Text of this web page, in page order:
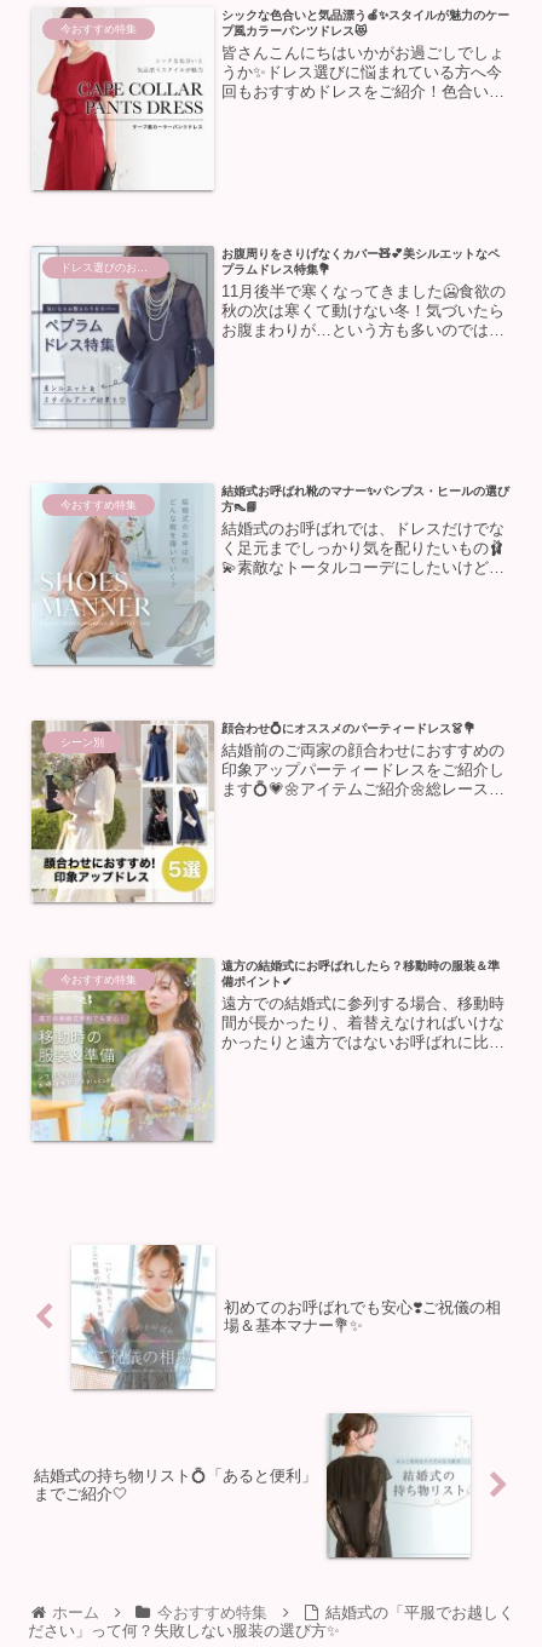
今おすすめ特集
シックな色合いと気品漂う🍎✨スタイルが魅力のケー
プ風カラーパンツドレス😻
皆さんこんにちはいかがお過ごしでしょ
うか✨ドレス選びに悩まれている方へ今
回もおすすめドレスをご紹介！色合いや
お腹周りをさりげなくカバー🧸💕美シルエットなペ
プラムドレス特集💐
11月後半で寒くなってきました🥶食欲の
秋の次は寒くて動けない冬！気づいたら
お腹まわりが…という方も多いのではな
今おすすめ特集
結婚式お呼ばれ靴のマナー✨パンプス・ヒールの選び
方👠📘
結婚式のお呼ばれでは、ドレスだけでな
く足元までしっかり気を配りたいもの🩰
💫素敵なトータルコーデにしたいけど、
シーン別
顔合わせ💍にオススメのパーティードレス👗💐
結婚前のご両家の顔合わせにおすすめの
印象アップパーティードレスをご紹介し
ます💍💗🌼アイテムご紹介🌼総レースパ
今おすすめ特集
遠方の結婚式にお呼ばれしたら？移動時の服装＆準
備ポイント✔︎
遠方での結婚式に参列する場合、移動時
間が長かったり、着替えなければいけな
かったりと遠方ではないお呼ばれに比べ
初めてのお呼ばれでも安心❣️ご祝儀の相
場＆基本マナー💐✨
結婚式の持ち物リスト💍「あると便利」
までご紹介🤍
ホーム 今おすすめ特集
結婚式の「平服でお越しく
ださい」って何？失敗しない服装の選び方✨